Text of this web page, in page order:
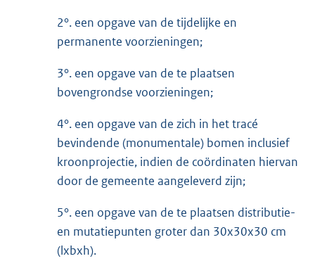
2°. een opgave van de tijdelijke en
permanente voorzieningen;
3°. een opgave van de te plaatsen
bovengrondse voorzieningen;
4°. een opgave van de zich in het tracé
bevindende (monumentale) bomen inclusief
kroonprojectie, indien de coördinaten hiervan
door de gemeente aangeleverd zijn;
5°. een opgave van de te plaatsen distributie-
en mutatiepunten groter dan 30x30x30 cm
(lxbxh).